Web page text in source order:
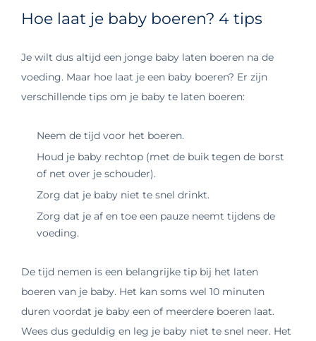
Hoe laat je baby boeren? 4 tips
Je wilt dus altijd een jonge baby laten boeren na de
voeding. Maar hoe laat je een baby boeren? Er zijn
verschillende tips om je baby te laten boeren:
Neem de tijd voor het boeren.
Houd je baby rechtop (met de buik tegen de borst
of net over je schouder).
Zorg dat je baby niet te snel drinkt.
Zorg dat je af en toe een pauze neemt tijdens de
voeding.
De tijd nemen is een belangrijke tip bij het laten
boeren van je baby. Het kan soms wel 10 minuten
duren voordat je baby een of meerdere boeren laat.
Wees dus geduldig en leg je baby niet te snel neer. Het